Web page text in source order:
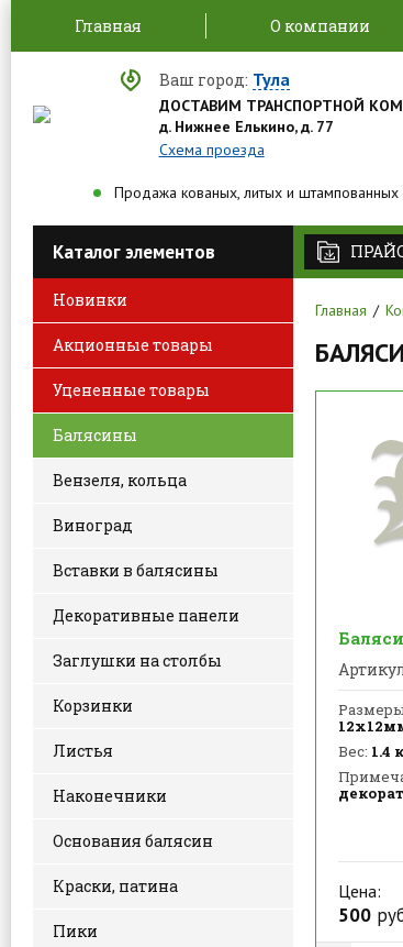
Главная О компании
Ваш город: Тула
ДОСТАВИМ ТРАНСПОРТНОЙ
д. Нижнее Елькино, д. 77
Схема проезда
Продажа кованых, литых и
Каталог элементов
Новинки
Акционные товары
Уцененные товары
Балясины
Вензеля, кольца
Виноград
Вставки в балясины
Декоративные панели
Заглушки на столбы
Корзинки
Листья
Наконечники
Основания балясин
Краски, патина
Пики
Главная
Вес: 1.4
Цена:
500